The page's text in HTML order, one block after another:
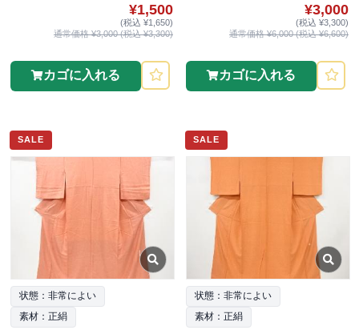
¥1,500
(税込 ¥1,650)
通常価格 ¥3,000 (税込 ¥3,300)
カゴに入れる
¥3,000
(税込 ¥3,300)
通常価格 ¥6,000 (税込 ¥6,600)
カゴに入れる
SALE
状態：非常によい
素材：正絹
SALE
状態：非常によい
素材：正絹